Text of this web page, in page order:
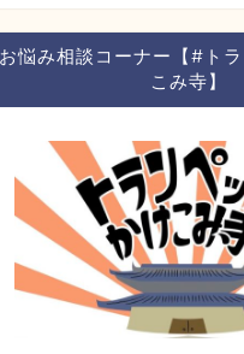
お悩み相談コーナー【#ト
こみ寺】